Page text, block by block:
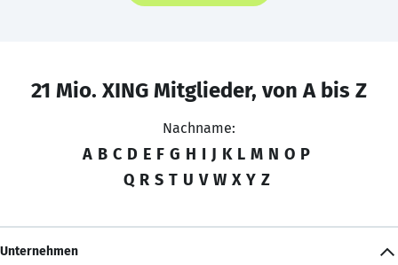
21 Mio. XING Mitglieder, von A bis Z
Nachname:
A B C D E F G H I J K L M N O P
Q R S T U V W X Y Z
Unternehmen